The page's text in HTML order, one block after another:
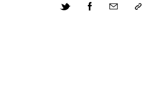
Twitter Facebook
Email
Copy